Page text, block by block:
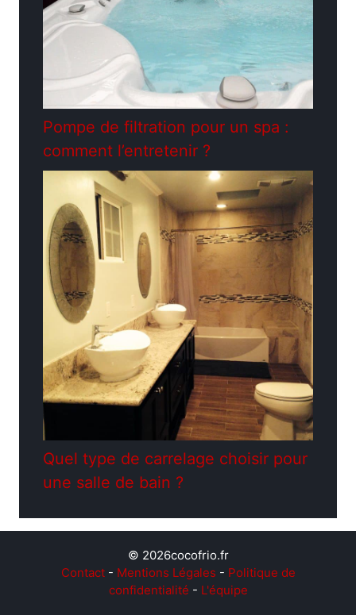
Pompe de filtration pour un spa :
comment l’entretenir ?
Quel type de carrelage choisir pour
une salle de bain ?
© 2026cocofrio.fr
Contact- Mentions Légales - Politique de
confidentialité - L'équipe